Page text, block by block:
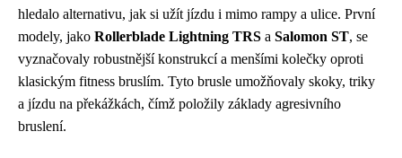
hledalo alternativu, jak si užít jízdu i mimo rampy a ulice. První
modely, jako Rollerblade Lightning TRS a Salomon ST, se
vyznačovaly robustnější konstrukcí a menšími kolečky oproti
klasickým fitness bruslím. Tyto brusle umožňovaly skoky, triky
a jízdu na překážkách, čímž položily základy agresivního
bruslení.